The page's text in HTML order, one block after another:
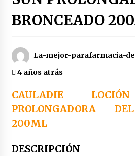
Enjuague bucal color
4 años atrás
Enjuague bucal
Duplo dientes
cymenol bexident
Duplo colutorio
BRONCEADO
La-mejor-parafarmacia-
4 años atrás
CAULADIE
PROLONGADORA
200ML
DESCRIPCIÓN